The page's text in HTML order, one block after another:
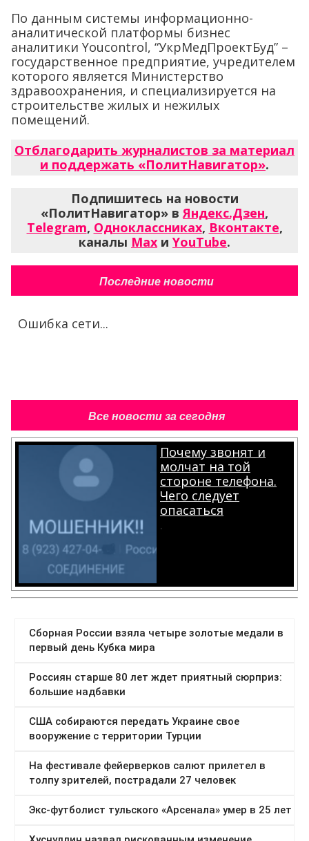
По данным системы информационно-
аналитической платформы бизнес
аналитики Youcontrol, “УкрМедПроектБуд” –
государственное предприятие, учредителем
которого является Министерство
здравоохранения, и специализируется на
строительстве жилых и нежилых
помещений.
Отблагодарить журналистов за материал
и поддержать «ПолитНавигатор».
Подпишитесь на новости
«ПолитНавигатор» в Яндекс.Дзен,
Telegram, Одноклассниках, Вконтакте,
каналы Max и YouTube.
Последние новости
Ошибка сети...
Все новости за сегодня
Почему звонят и
молчат на той
стороне телефона.
Чего следует
опасаться
.